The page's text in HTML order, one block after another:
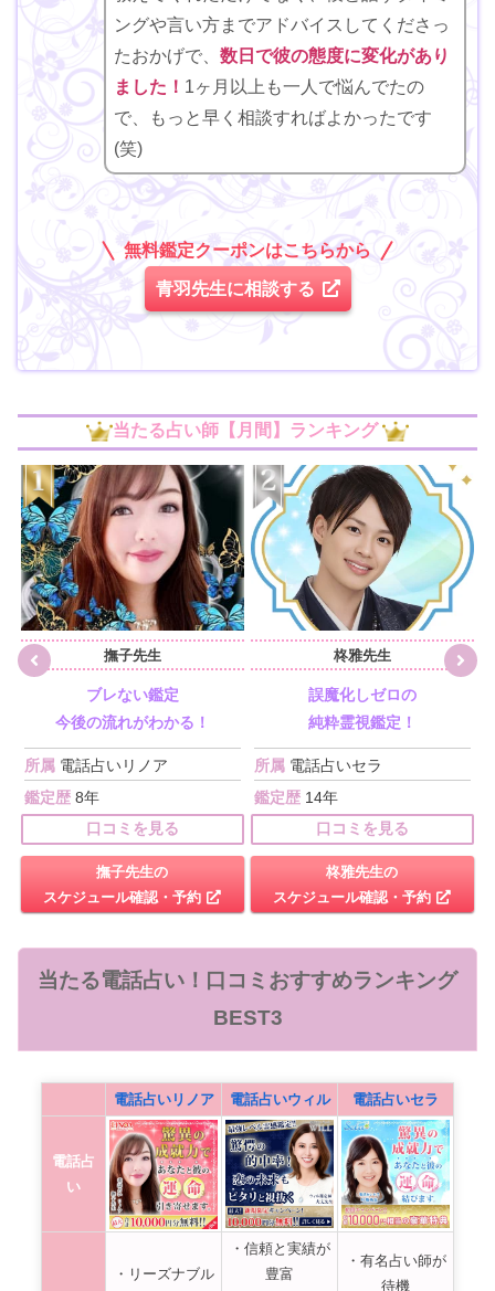
ングや言い方までアドバイスしてくださっ
たおかげで、数日で彼の態度に変化があり
ました！ 1ヶ月以上も一人で悩んでたの
で、もっと早く相談すればよかったです
(笑)
無料鑑定クーポンはこちらから
青羽先生に相談する
当たる占い師【月間】ランキング
撫子先生
ブレない鑑定
今後の流れがわかる！
所属 電話占いリノア
鑑定歴 8年
口コミを見る
撫子先生の
スケジュール確認・予約
柊雅先生
誤魔化しゼロの
純粋霊視鑑定！
所属 電話占いセラ
鑑定歴 14年
口コミを見る
柊雅先生の
スケジュール確認・予約
当たる電話占い！口コミおすすめランキング
BEST3
電話占いリノア 電話占いウィル 電話占いセラ
電話占
い
・リーズナブル
・信頼と実績が
豊富
・有名占い師が
待機